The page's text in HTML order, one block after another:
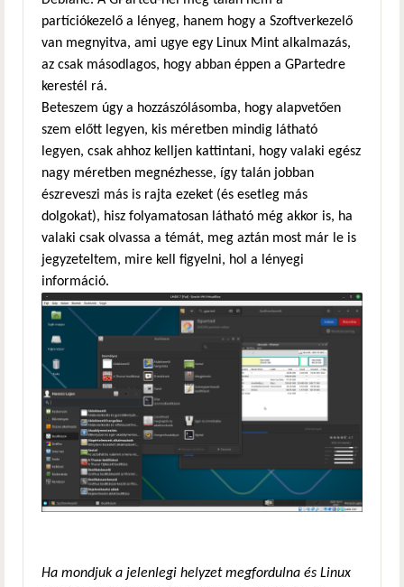
partíciókezelő a lényeg, hanem hogy a Szoftverkezelő
van megnyitva, ami ugye egy Linux Mint alkalmazás,
az csak másodlagos, hogy abban éppen a GPartedre
kerestél rá.
Beteszem úgy a hozzászólásomba, hogy alapvetően
szem előtt legyen, kis méretben mindig látható
legyen, csak ahhoz kelljen kattintani, hogy valaki egész
nagy méretben megnézhesse, így talán jobban
észreveszi más is rajta ezeket (és esetleg más
dolgokat), hisz folyamatosan látható még akkor is, ha
valaki csak olvassa a témát, meg aztán most már le is
jegyzeteltem, mire kell figyelni, hol a lényegi
információ.
Ha mondjuk a jelenlegi helyzet megfordulna és Linux